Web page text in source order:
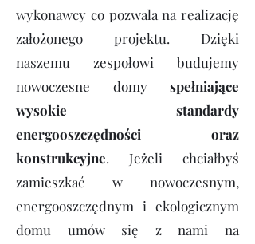
wykonawcy co pozwala na realizację
założonego projektu. Dzięki
naszemu zespołowi budujemy
nowoczesne domy spełniające
wysokie standardy
energooszczędności oraz
konstrukcyjne. Jeżeli chciałbyś
zamieszkać w nowoczesnym,
energooszczędnym i ekologicznym
domu umów się z nami na